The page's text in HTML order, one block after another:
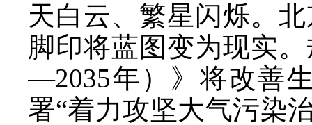
天白云、繁星闪烁。
脚印将蓝图变为现实
—2035年）》将改善
署“着力攻坚大气污染